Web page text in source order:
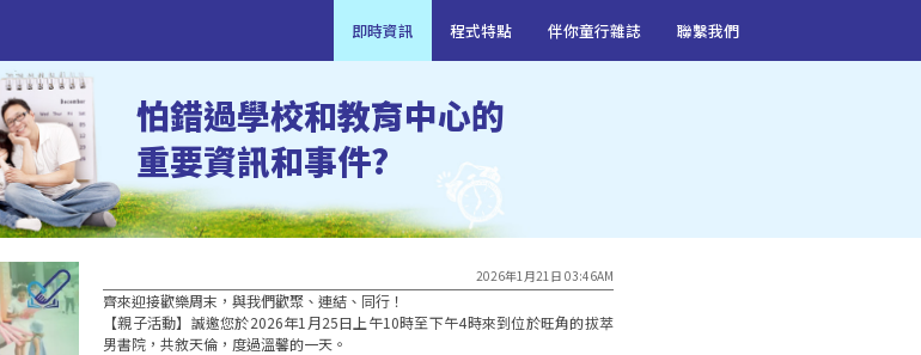
即時資訊 程式特點 伴你童行雜誌 聯繫我們
怕錯過學校和教育中心的
重要資訊和事件?
2026年1月21日 03:46AM
齊來迎接歡樂周末，與我們歡聚、連結、同行！
【親子活動】誠邀您於2026年1月25日上午10時至下午4時來到位於旺角的拔萃
男書院，共敘天倫，度過溫馨的一天。